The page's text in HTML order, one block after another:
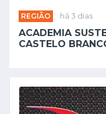
REGIÃO há 3 dias
ACADEMIA
CASTELO